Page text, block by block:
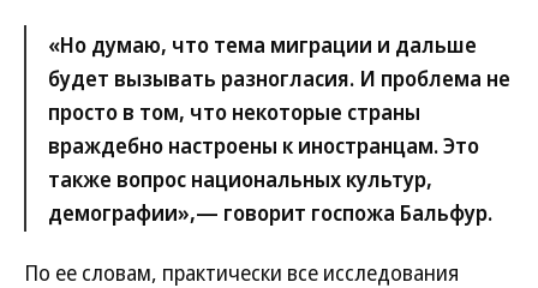
«Но думаю, что тема миграции и дальше
будет вызывать разногласия. И проблема не
просто в том, что некоторые страны
враждебно настроены к иностранцам. Это
также вопрос национальных культур,
демографии»,— говорит госпожа Бальфур.
По ее словам, практически все исследования